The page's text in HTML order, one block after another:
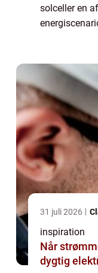
solceller en
31 juli 2026
inspiration
Når
dygtig